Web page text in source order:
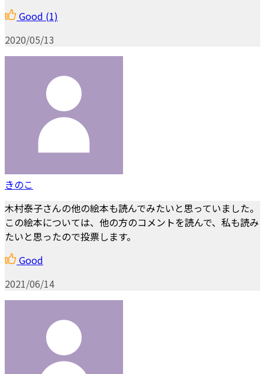
Good (1)
2020/05/13
きのこ
木村泰子さんの他の絵本も読んでみたいと思っていました。
この絵本については、他の方のコメントを読んで、私も読み
たいと思ったので投票します。
Good
2021/06/14